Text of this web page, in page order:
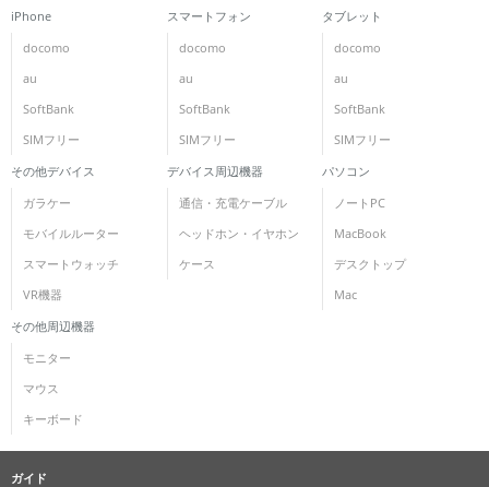
iPhone
docomo
au
SoftBank
SIMフリー
スマートフォン
docomo
au
SoftBank
SIMフリー
タブレット
docomo
au
SoftBank
SIMフリー
その他デバイス
ガラケー
モバイルルーター
スマートウォッチ
VR機器
デバイス周辺機器
通信・充電ケーブル
ヘッドホン・イヤホン
ケース
パソコン
ノートPC
MacBook
デスクトップ
Mac
その他周辺機器
モニター
マウス
キーボード
ガイド